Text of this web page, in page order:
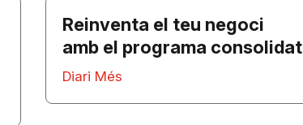
Reinventa el teu negoci
amb el programa consolidat
Diari Més